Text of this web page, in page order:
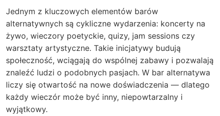
Jednym z kluczowych elementów barów
alternatywnych są cykliczne wydarzenia: koncerty na
żywo, wieczory poetyckie, quizy, jam sessions czy
warsztaty artystyczne. Takie inicjatywy budują
społeczność, wciągają do wspólnej zabawy i pozwalają
znaleźć ludzi o podobnych pasjach. W bar alternatywa
liczy się otwartość na nowe doświadczenia — dlatego
każdy wieczór może być inny, niepowtarzalny i
wyjątkowy.